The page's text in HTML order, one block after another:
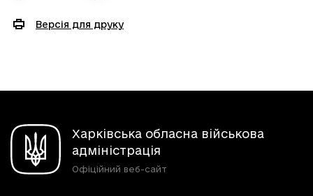
Версія для друку
Харківська обласна військова
адміністрація
Офіційний веб-сайт